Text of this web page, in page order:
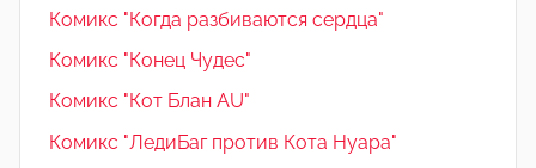
Комикс "Когда разбиваются сердца"
Комикс "Конец Чудес"
Комикс "Кот Блан AU"
Комикс "ЛедиБаг против Кота Нуара"